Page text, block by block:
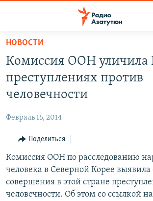
Перейти
основному
содержанию
Перейти
основной
навигации
Перейти
поиску
ПОЛИТИКА
ЭКОНОМИКА
РЕГИОН
НАГОРНЫЙ КАРАБАХ
СПОРТ
НОВОСТИ
Комиссия ООН уличила
преступлениях против
человечности
Февраль 15, 2014
Поделиться
Комиссия ООН по расследованию
человека в Северной Корее
совершения в этой стране
человечности. Об этом со ссылкой